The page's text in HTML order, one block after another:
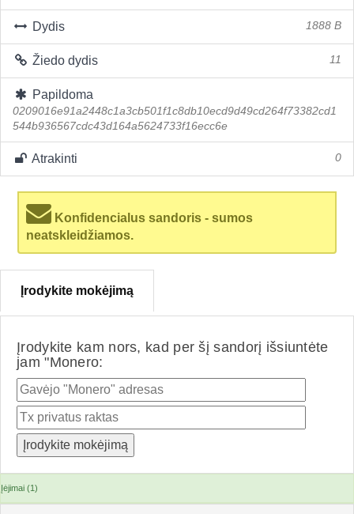
Dydis 1888 B
Žiedo dydis 11
Papildoma
0209016e91a2448c1a3cb501f1c8db10ecd9d49cd264f73382cd1
544b936567cdc43d164a5624733f16ecc6e
Atrakinti 0
Konfidencialus sandoris - sumos
neatskleidžiamos.
Įrodykite mokėjimą
Įrodykite kam nors, kad per šį sandorį išsiuntėte
jam "Monero:
Įėjimai (1)